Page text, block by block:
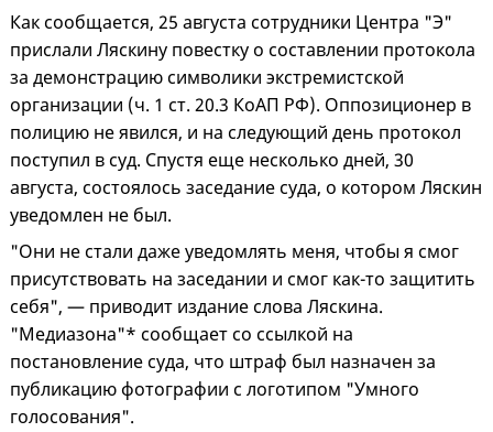
Как сообщается, 25 августа сотрудники Центра "Э"
прислали Ляскину повестку о составлении протокола
за демонстрацию символики экстремистской
организации (ч. 1 ст. 20.3 КоАП РФ). Оппозиционер в
полицию не явился, и на следующий день протокол
поступил в суд. Спустя еще несколько дней, 30
августа, состоялось заседание суда, о котором Ляскин
уведомлен не был.
"Они не стали даже уведомлять меня, чтобы я смог
присутствовать на заседании и смог как-то защитить
себя", — приводит издание слова Ляскина.
"Медиазона"* сообщает со ссылкой на
постановление суда, что штраф был назначен за
публикацию фотографии с логотипом "Умного
голосования".